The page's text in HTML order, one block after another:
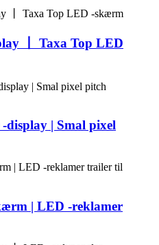
丨 Taxa Top LED
| Smal pixel
| LED -reklamer